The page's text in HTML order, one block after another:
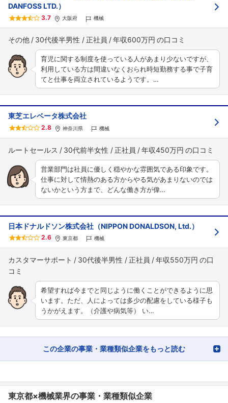
DANFOSS LTD.）
3.7 大阪府 機械
その他 30代後半男性 正社員 年収600万円
育児に関する制度を使っている人があまり少ないですが、
利用している方は間違いなくおられ時短勤務する事で子育
てと仕事を両立されているようです。…
東芝エレベータ株式会社
2.8 神奈川県 機械
ルートセールス 30代前半女性 正社員 年収450万円
営業部門は社員に優しく穏やかな雰囲気である印象です。
仕事に対して情熱のある方からやる気があまりないのでは
ないかという方まで、どんな働き方が偉…
日本ドナルドソン株式会社（NIPPON DONALDSON, Ltd.）
2.6 東京都 機械
カスタマーサポート 30代後半男性 正社員 年収550万円
希望すれば今までと同じように働くことができるように思
います。ただ、人によっては多少の配慮をしている様子も
うかがえます。（介護や病気等） い…
この企業の事業・業種類似企業をもっと読む
東京都×機械業界の事業・業種類似企業